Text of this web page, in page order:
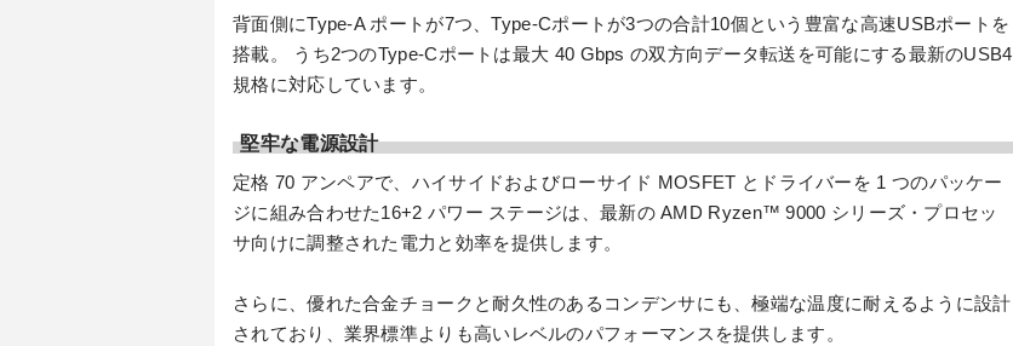
背面側にType-A ポートが7つ、Type-Cポートが3つの合計10個という豊富な高速USBポートを
搭載。 うち2つのType-Cポートは最大 40 Gbps の双方向データ転送を可能にする最新のUSB4
規格に対応しています。
堅牢な電源設計
定格 70 アンペアで、ハイサイドおよびローサイド MOSFET とドライバーを 1 つのパッケー
ジに組み合わせた16+2 パワー ステージは、最新の AMD Ryzen™ 9000 シリーズ・プロセッ
サ向けに調整された電力と効率を提供します。
さらに、優れた合金チョークと耐久性のあるコンデンサにも、極端な温度に耐えるように設計
されており、業界標準よりも高いレベルのパフォーマンスを提供します。